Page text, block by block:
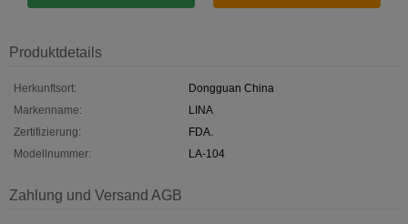
Produktdetails
Herkunftsort:
Dongguan China
Markenname:
LINA
Zertifizierung:
FDA.
Modellnummer:
LA-104
Zahlung und Versand AGB